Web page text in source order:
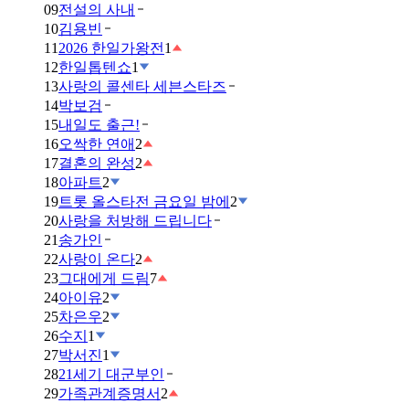
09전설의 사내
10김용빈
11 2026 한일가왕전 1
12한일톱텐쇼1
13사랑의 콜센타 세븐스타즈
14박보검
15내일도 출근!
16오싹한 연애 2
17결혼의 완성2
18아파트2
19트롯 올스타전 금요일 밤에 2
20사랑을 처방해 드립니다
21 송가인
22사랑이 온다2
23그대에게 드림7
24아이유2
25차은우2
26수지 1
27박서진1
2821세기 대군부인
29가족관계증명서 2